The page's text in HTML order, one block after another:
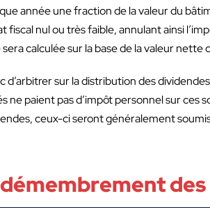
année une fraction de la valeur du
nul ou très faible, annulant ainsi
calculée sur la base de la valeur
d’arbitrer sur la distribution des
ne paient pas d’impôt personnel sur
ceux-ci seront généralement